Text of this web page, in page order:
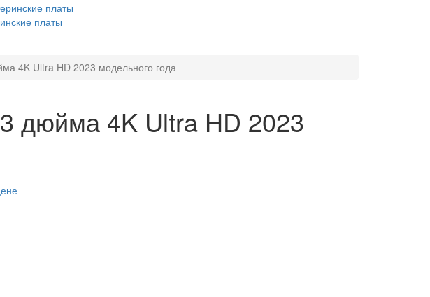
платы
4K Ultra HD 2023 модельного года
дюйма 4K Ultra HD 2023